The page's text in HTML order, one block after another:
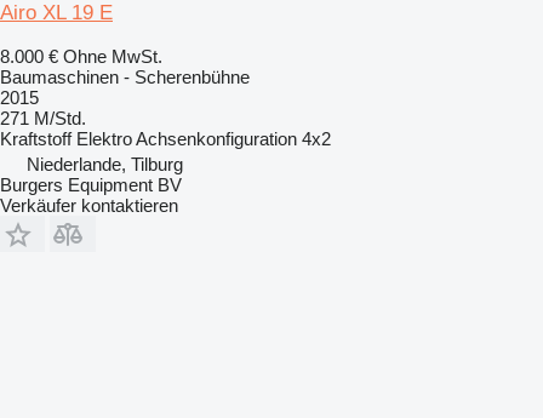
Airo XL 19 E
8.000 € Ohne MwSt.
Baumaschinen - Scherenbühne
2015
271 M/Std.
Kraftstoff ElektroAchsenkonfiguration 4x2
Niederlande, Tilburg
Burgers Equipment BV
Verkäufer kontaktieren